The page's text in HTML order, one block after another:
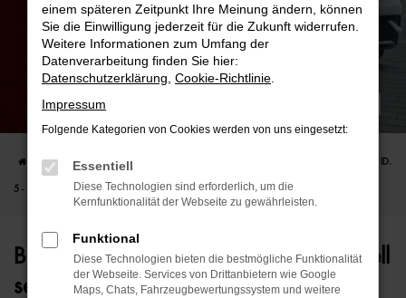
BESTELLENDE BEIM VW ID. 5 - JETZT SCHNELL SEIN!
NUR NOCH BIS 21.08.2026 BESTELLBAR.
Startseite FAHRZEUGANGEBOTE Bestellende beim VW ID.
5 - jetzt schnell sein!
Bestellende beim VW ID. 5 - jetzt schnell
sein!
einem späteren Zeitpunkt Ihre Meinung ändern, können
Sie die Einwilligung jederzeit für die Zukunft widerrufen.
Weitere Informationen zum Umfang der
Datenverarbeitung finden Sie hier:
Datenschutzerklärung Cookie-Richtlinie
Impressum
Folgende Kategorien von Cookies werden von uns eingesetzt:
Essentiell
Diese Technologien sind erforderlich, um die
Kernfunktionalität der Webseite zu gewährleisten.
Funktional
Diese Technologien bieten die bestmögliche Funktionalität
der Webseite. Services von Drittanbietern wie Google
Maps, Chats, Fahrzeugbewertungssystem und weitere